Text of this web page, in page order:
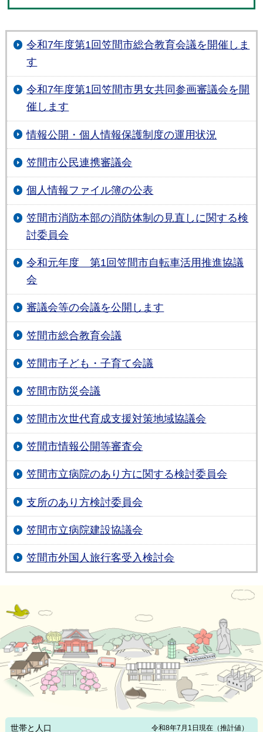
令和7年度第1回笠間市総合教育会議を開催しま
す
令和7年度第1回笠間市男女共同参画審議会を開
催します
情報公開・個人情報保護制度の運用状況
笠間市公民連携審議会
個人情報ファイル簿の公表
笠間市消防本部の消防体制の見直しに関する検
討委員会
令和元年度 第1回笠間市自転車活用推進協議
会
審議会等の会議を公開します
笠間市総合教育会議
笠間市子ども・子育て会議
笠間市防災会議
笠間市次世代育成支援対策地域協議会
笠間市情報公開等審査会
笠間市立病院のあり方に関する検討委員会
支所のあり方検討委員会
笠間市立病院建設協議会
笠間市外国人旅行客受入検討会